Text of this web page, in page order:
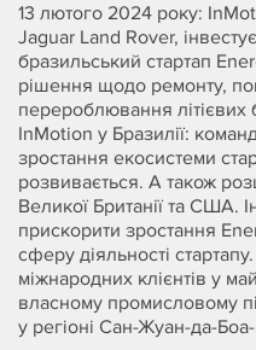
13 лютого 2024 року:
Jaguar Land Rover,
бразильський стартап
рішення щодо ремонту,
перероблювання літієвих
InMotion у Бразилії:
зростання екосистеми
розвивається. А також
Великої Британії та США.
прискорити зростання
сферу діяльності
міжнародних клієнтів у
власному промисловому
у регіоні Сан-Жуан-да-Боа-